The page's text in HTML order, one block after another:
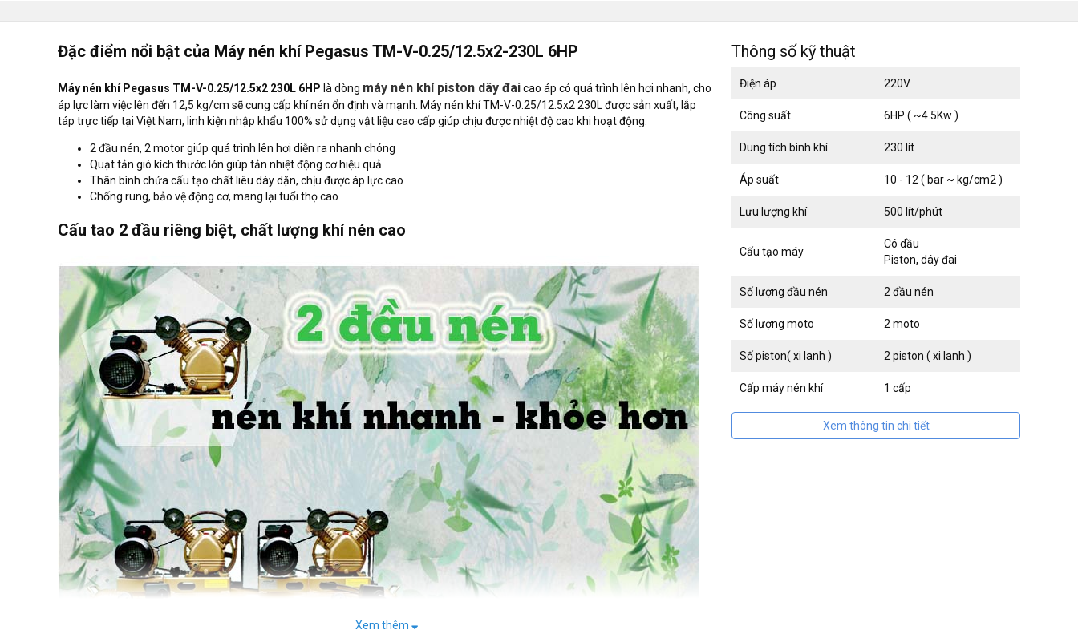
Đặc điểm nổi bật của Máy nén khí Pegasus TM-V-0.25/12.5x2-230L 6HP
Máy nén khí Pegasus TM-V-0.25/12.5x2 230L 6HP là dòng máy nén khí piston dây đaicao áp có quá trình lên hơi nhanh, cho
áp lực làm việc lên đến 12,5 kg/cm sẽ cung cấp khí nén ổn định và mạnh. Máy nén khí TM-V-0.25/12.5x2 230L được sản xuất, lắp
táp trực tiếp tại Việt Nam, linh kiện nhập khẩu 100% sử dụng vật liệu cao cấp giúp chịu được nhiệt độ cao khi hoạt động.
2 đầu nén, 2 motor giúp quá trình lên hơi diễn ra nhanh chóng
Quạt tản gió kích thước lớn giúp tản nhiệt động cơ hiệu quả
Thân bình chứa cấu tạo chất liêu dày dặn, chịu được áp lực cao
Chống rung, bảo vệ động cơ, mang lại tuổi thọ cao
Cấu tao 2 đầu riêng biệt, chất lượng khí nén cao
Xem thêm
Thông số kỹ thuật
Điện áp 220V
Công suất 6HP ( ~4.5Kw )
Dung tích bình khí 230 lít
Áp suất 10 - 12 ( bar ~ kg/cm2 )
Lưu lượng khí 500 lít/phút
Cấu tạo máy
Có dầu
Piston, dây đai
Số lượng đầu nén 2 đầu nén
Số lượng moto 2 moto
Số piston( xi lanh ) 2 piston ( xi lanh )
Cấp máy nén khí 1 cấp
Xem thông tin chi tiết